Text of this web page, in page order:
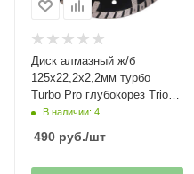
Диск алмазный ж/б
125х22,2х2,2мм турбо
Turbo Pro глубокорез Trio-
Diamond
В наличии: 4
490 руб./шт